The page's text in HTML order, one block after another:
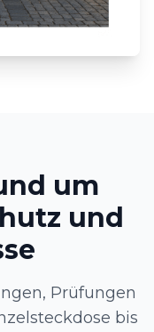
um
und
Prüfungen
bis